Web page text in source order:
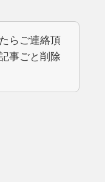
らご連絡頂
事ごと削除